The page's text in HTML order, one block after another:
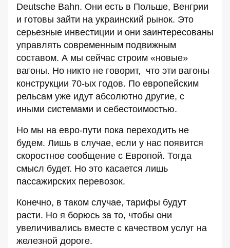
Deutsche Bahn. Они есть в Польше, Венгрии
и готовы зайти на украинский рынок. Это
серьезные инвестиции и они заинтересованы
управлять современным подвижным
составом. А мы сейчас строим «новые»
вагоны. Но никто не говорит, что эти вагоны
конструкции 70-ых годов. По европейским
рельсам уже идут абсолютно другие, с
иными системами и себестоимостью.
Но мы на евро-пути пока переходить не
будем. Лишь в случае, если у нас появится
скоростное сообщение с Европой. Тогда
смысл будет. Но это касается лишь
пассажирских перевозок.
Конечно, в таком случае, тарифы будут
расти. Но я борюсь за то, чтобы они
увеличивались вместе с качеством услуг на
железной дороге.